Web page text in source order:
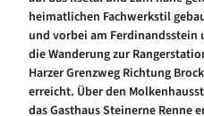
heimatlichen Fachwerkstil
und vorbei am
die Wanderung zur
Harzer Grenzweg Richtung
erreicht. Über den
das Gasthaus Steinerne Renne